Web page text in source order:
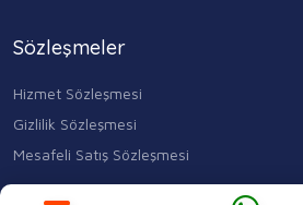
Sözleşmeler
Hizmet Sözleşmesi
Gizlilik Sözleşmesi
Mesafeli Satış Sözleşmesi
Kocasinan Merkez, Mahmutbey Cd.